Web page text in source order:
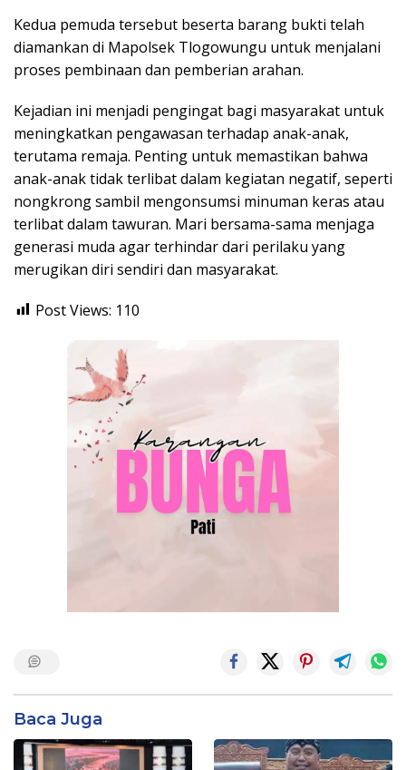
Kedua pemuda tersebut beserta barang bukti telah
diamankan di Mapolsek Tlogowungu untuk menjalani
proses pembinaan dan pemberian arahan.
Kejadian ini menjadi pengingat bagi masyarakat untuk
meningkatkan pengawasan terhadap anak-anak,
terutama remaja. Penting untuk memastikan bahwa
anak-anak tidak terlibat dalam kegiatan negatif, seperti
nongkrong sambil mengonsumsi minuman keras atau
terlibat dalam tawuran. Mari bersama-sama menjaga
generasi muda agar terhindar dari perilaku yang
merugikan diri sendiri dan masyarakat.
Post Views: 110
Baca Juga